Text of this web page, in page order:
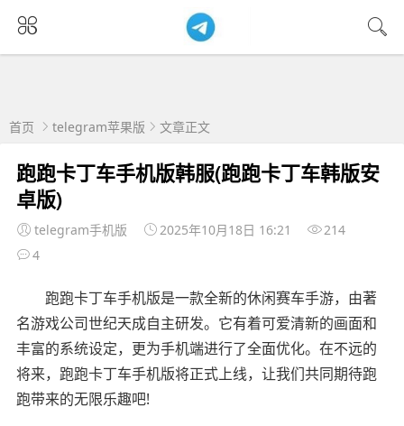
首页 telegram苹果版 文章正文
跑跑卡丁车手机版韩服(跑跑卡丁车韩版安
卓版)
telegram手机版 2025年10月18日 16:21
214
4
跑跑卡丁车手机版是一款全新的休闲赛车手游，由著
名游戏公司世纪天成自主研发。它有着可爱清新的画面和
丰富的系统设定，更为手机端进行了全面优化。在不远的
将来，跑跑卡丁车手机版将正式上线，让我们共同期待跑
跑带来的无限乐趣吧!